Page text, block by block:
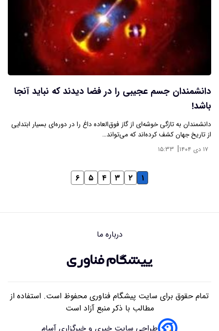
دانشمندان جسم عجیبی را در فضا دیدند که نباید آنجا
باشد!
دانشمندان به تازگی خوشه‌ای از گاز فوق‌العاده داغ را در دوره‌ای بسیار ابتدایی
از تاریخ جهان کشف کرده‌اند که می‌تواند…
۱۷ دی ۱۴۰۴ | ۱۵:۳۳
۱ ۲ ۳ ۴ ۵ ۶
درباره ما
تمام حقوق برای سایت پیشگام فناوری محفوظ است. استفاده از
مطالب با ذکر منبع آزاد است
طراحی سایت خبری و خبرگزاری آسام